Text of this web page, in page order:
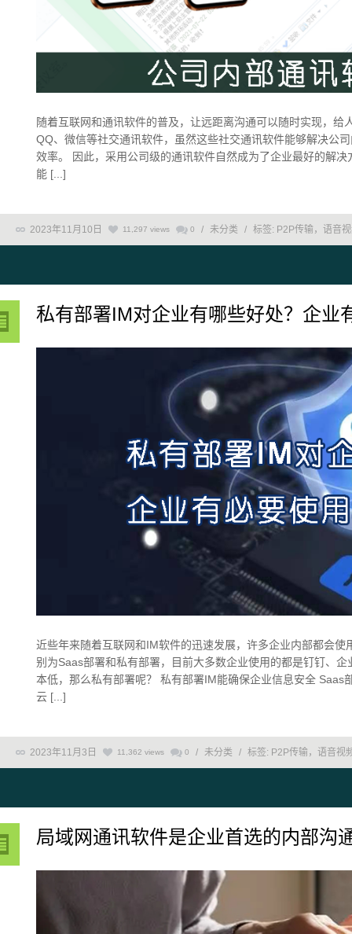
随着互联网和通讯软件的普及，让远距离沟通可以随时实现，
QQ、微信等社交通讯软件，虽然这些社交通讯软件能够解决公
效率。 因此，采用公司级的通讯软件自然成为了企业最好的解
能 [...]
2023年11月10日 11,297 views 0 / 未分类 / 标签: P2P传输，语音
私有部署IM对企业有哪些好处？企业
近些年来随着互联网和IM软件的迅速发展，许多企业内部都会
别为Saas部署和私有部署，目前大多数企业使用的都是钉钉、
本低，那么私有部署呢？ 私有部署IM能确保企业信息安全
云 [...]
2023年11月3日 11,362 views 0 / 未分类 / 标签: P2P传输，语音视
局域网通讯软件是企业首选的内部沟